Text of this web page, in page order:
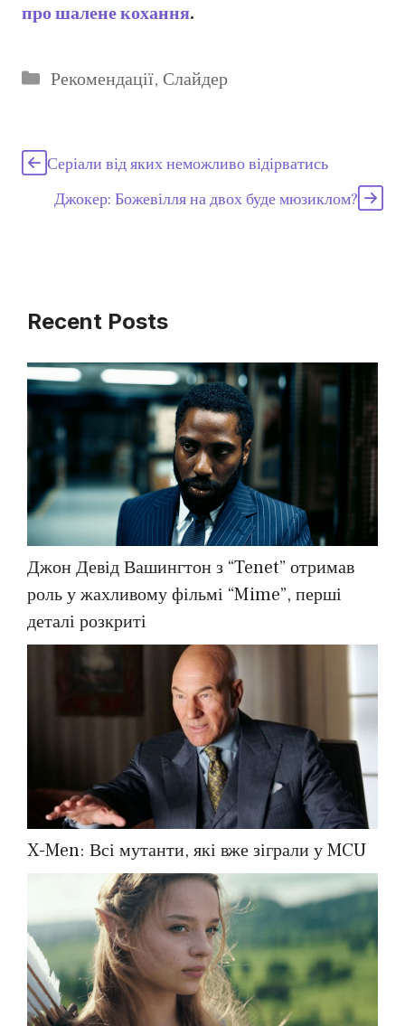
про шалене кохання.
Категорії
Рекомендації, Слайдер
Серіали від яких неможливо відірватись
Джокер: Божевілля на двох буде мюзиклом?
Recent Posts
Джон Девід Вашингтон з “Tenet” отримав
роль у жахливому фільмі “Mime”, перші
деталі розкриті
X-Men: Всі мутанти, які вже зіграли у MCU